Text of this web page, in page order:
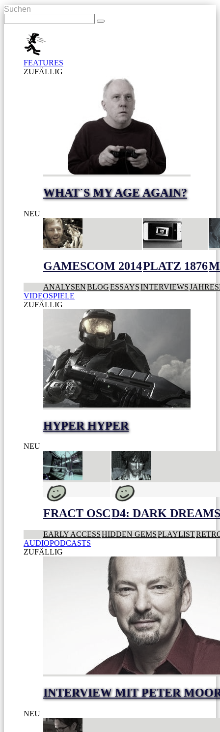
Suchen
FEATURES
ZUFÄLLIG
WHAT´S MY AGE AGAIN?
NEU
GAMESCOM 2014PLATZ 1876
ANALYSENBLOGESSAYSINTERVIEWS
VIDEOSPIELE
ZUFÄLLIG
HYPER HYPER
NEU
FRACT OSCD4: DARK
EARLY ACCESSHIDDEN GEMSPLAYLIST
AUDIOPODCASTS
ZUFÄLLIG
INTERVIEW MIT PETER
NEU